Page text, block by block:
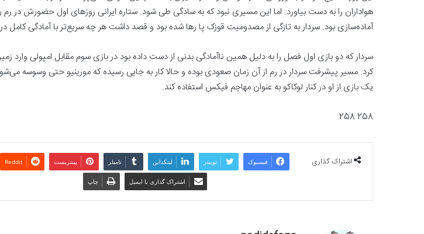
هواداران را به دست بیاورد. اما این ‏مسیری نبود که به سادگی طی شود. ستاره ایرانی روزهای اول حضورش در
آماده‌سازی بود. سردار به تازگی از مصدومیت قوزک پا رها شده بود و قصد ‏داشت هر چه سریع‌تر با آمادگی کامل در
کرد. مسیر پیشرفت سردار در رم از آن ‏زمان صعودی بوده و حالا کار به جایی رسیده که مورینیو حتی وسوسه
یک بازی از او در کنار لوکاکو به عنوان مهاجم فیکس استفاده کند. ‏
258 258
اشتراک گذاری فیسبوک توییتر لینکداین تامبلر پینتریست Reddit
اشتراک گذاری با ایمیل چاپ